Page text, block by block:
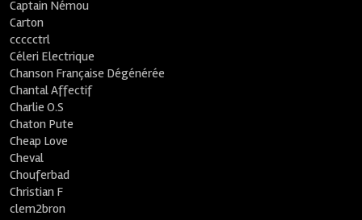
Captain Némou
Carton
ccccctrl
Céleri Electrique
Chanson Française Dégénérée
Chantal Affectif
Charlie O.S
Chaton Pute
Cheap Love
Cheval
Chouferbad
Christian F
clem2bron